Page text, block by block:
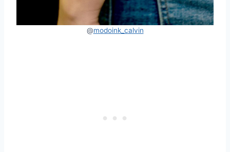
@modoink_calvin